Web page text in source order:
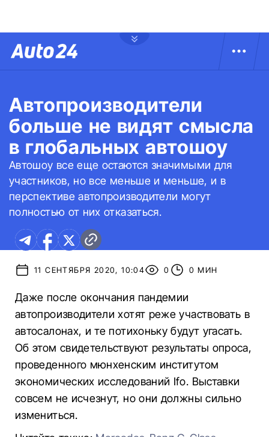
Автопроизводители
больше не видят смысла
в глобальных автошоу
Автошоу все еще остаются значимыми для
участников, но все меньше и меньше, и в
перспективе автопроизводители могут
полностью от них отказаться.
11 СЕНТЯБРЯ 2020, 10:04 0 0 МИН
Даже после окончания пандемии
автопроизводители хотят реже участвовать в
автосалонах, и те потихоньку будут угасать.
Об этом свидетельствуют результаты опроса,
проведенного мюнхенским институтом
экономических исследований Ifo. Выставки
совсем не исчезнут, но они должны сильно
измениться.